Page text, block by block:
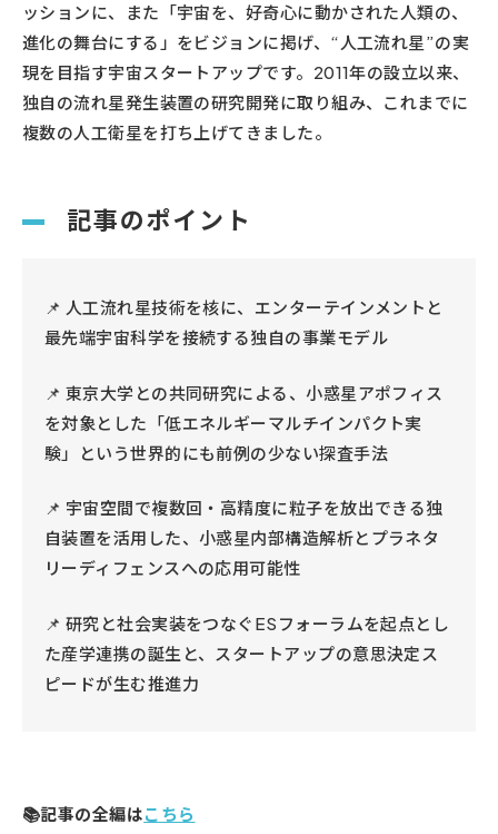
ッションに、また「宇宙を、好奇心に動かされた人類の、
進化の舞台にする」をビジョンに掲げ、“人工流れ星”の実
現を目指す宇宙スタートアップです。2011年の設立以来、
独自の流れ星発生装置の研究開発に取り組み、これまでに
複数の人工衛星を打ち上げてきました。
記事のポイント
📌 人工流れ星技術を核に、エンターテインメントと
最先端宇宙科学を接続する独自の事業モデル
📌 東京大学との共同研究による、小惑星アポフィス
を対象とした「低エネルギーマルチインパクト実
験」という世界的にも前例の少ない探査手法
📌 宇宙空間で複数回・高精度に粒子を放出できる独
自装置を活用した、小惑星内部構造解析とプラネタ
リーディフェンスへの応用可能性
📌 研究と社会実装をつなぐESフォーラムを起点とし
た産学連携の誕生と、スタートアップの意思決定ス
ピードが生む推進力
📚記事の全編はこちら